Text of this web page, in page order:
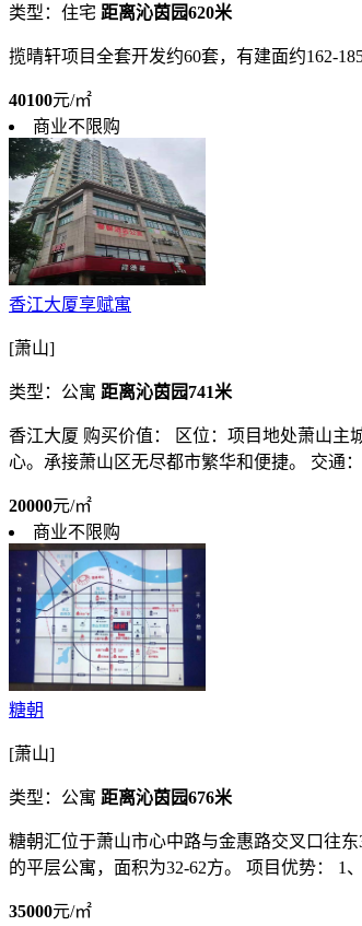
类型：住宅 距离沁茵园620米
揽晴轩项目全套开发约60套，有建面约162-
40100元/㎡
商业不限购
香江大厦享赋寓
[萧山]
类型：公寓 距离沁茵园741米
香江大厦 购买价值： 区位：项目地处萧山
心。承接萧山区无尽都市繁华和便捷。 交通
20000元/㎡
商业不限购
糖朝
[萧山]
类型：公寓 距离沁茵园676米
糖朝汇位于萧山市心中路与金惠路交叉口往
的平层公寓，面积为32-62方。 项目优势： 1
35000元/㎡